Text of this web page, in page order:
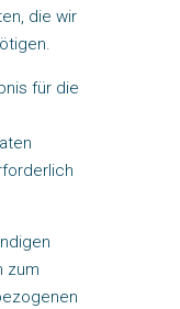
die wir
für die
zum